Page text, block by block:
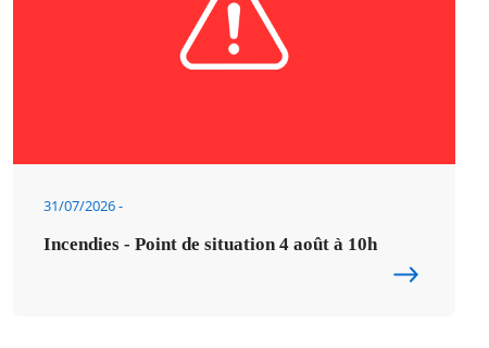
31/07/2026
Incendies - Point de situation 4 août à 10h